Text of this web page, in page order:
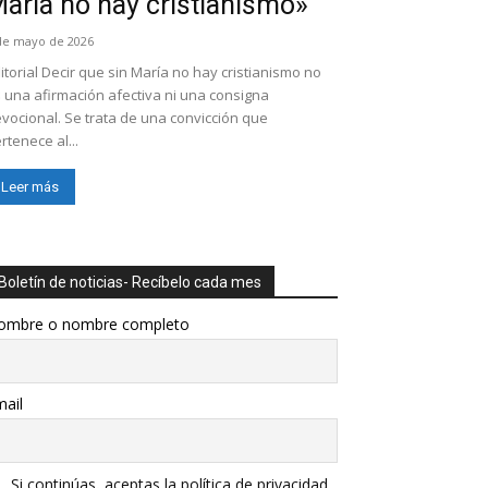
mayo de 2026
Decir que sin María no hay cristianismo no
una afirmación afectiva ni una consigna
Se trata de una convicción que
al...
Leer más
Boletín de noticias- Recíbelo cada mes
o nombre completo
Si continúas, aceptas la política de privacidad